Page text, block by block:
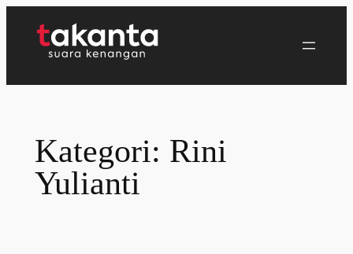
Kategori: Rini
Yulianti